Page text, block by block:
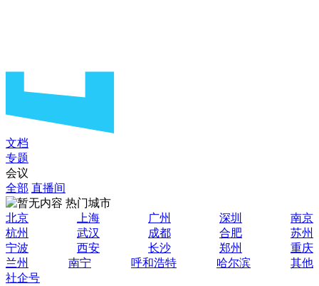
文档
专题
会议
全部 直播间
热门城市
北京
上海 广州 深圳
南京
杭州
武汉 成都 合肥
苏州
宁波
西安 长沙 郑州
重庆
兰州
南宁 呼和浩特 哈尔滨
其他
社企号